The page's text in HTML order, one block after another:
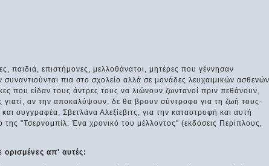
παιδιά, επιστήμονες, μελλοθάνατοι, μητέρες που γέννησαν
πια στο σχολείο αλλά σε μονάδες λευχαιμικών
που είδαν τους άντρες τους να λιώνουν ζωντανοί πριν πεθάνουν,
γιατί, αν την αποκαλύψουν, δε θα βρουν σύντροφο για τη ζωή τους-
συγγραφέα, Σβετλάνα Αλεξίεβιτς, για την καταστροφή και αυτή
της "Τσερνομπίλ: Ένα χρονικό του μέλλοντος" (εκδόσεις Περίπλους,
ορισμένες απ' αυτές: